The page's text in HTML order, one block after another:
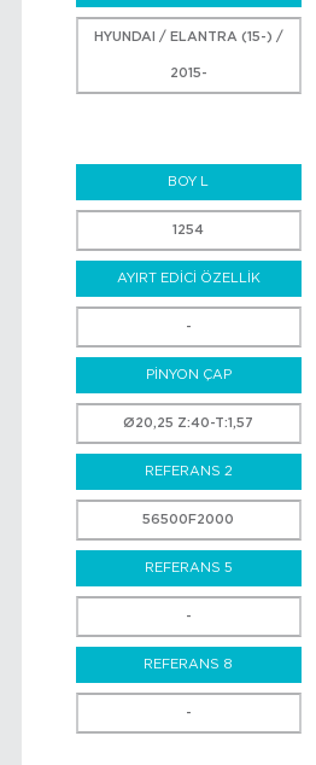
HYUNDAI / ELANTRA (15-) /
2015-
BOY L
1254
AYIRT EDİCİ ÖZELLİK
-
PİNYON ÇAP
Ø20,25 Z:40-T:1,57
REFERANS 2
56500F2000
REFERANS 5
-
REFERANS 8
-